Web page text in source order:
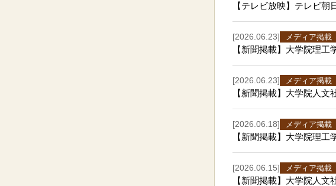
【テレビ放映】テレビ
[2026.06.23] メディア掲載
【新聞掲載】大学院理
[2026.06.23] メディア掲載
【新聞掲載】大学院人
[2026.06.18] メディア掲載
【新聞掲載】大学院理
[2026.06.15] メディア掲載
【新聞掲載】大学院人